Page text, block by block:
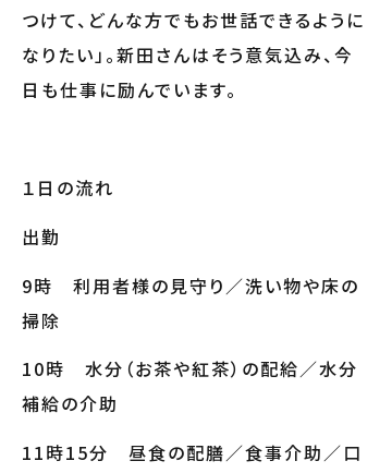
つけて、どんな方でもお世話できるように
なりたい」。新田さんはそう意気込み、今
日も仕事に励んでいます。
１日の流れ
出勤
9時 利用者様の見守り／洗い物や床の
掃除
10時 水分（お茶や紅茶）の配給／水分
補給の介助
11時15分 昼食の配膳／食事介助／口